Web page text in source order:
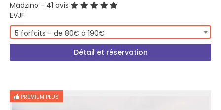
Madzino - 41 avis
EVJF
5 forfaits - de 80€ à 190€
Détail et réservation
PREMIUM PLUS